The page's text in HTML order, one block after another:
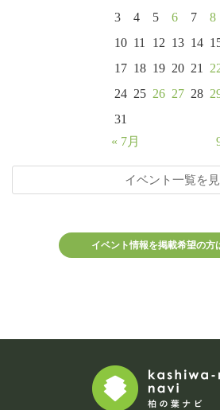
3
4 5 6 7 8
10 11 12 13 14
17 18 19 20 21
24 25 26 27 28
31
« 7月
イベント一覧を
イベント情報を掲載希望の方